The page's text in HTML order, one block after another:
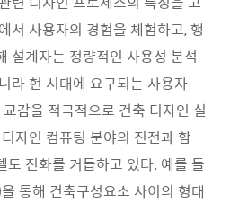
서 사용자의 경험을 체험하고, 행
설계자는 정량적인 사용성 분석
라 현 시대에 요구되는 사용자
감을 적극적으로 건축 디자인 실
자인 컴퓨팅 분야의 진전과 함
도 진화를 거듭하고 있다. 예를 들
통해 건축구성요소 사이의 형태